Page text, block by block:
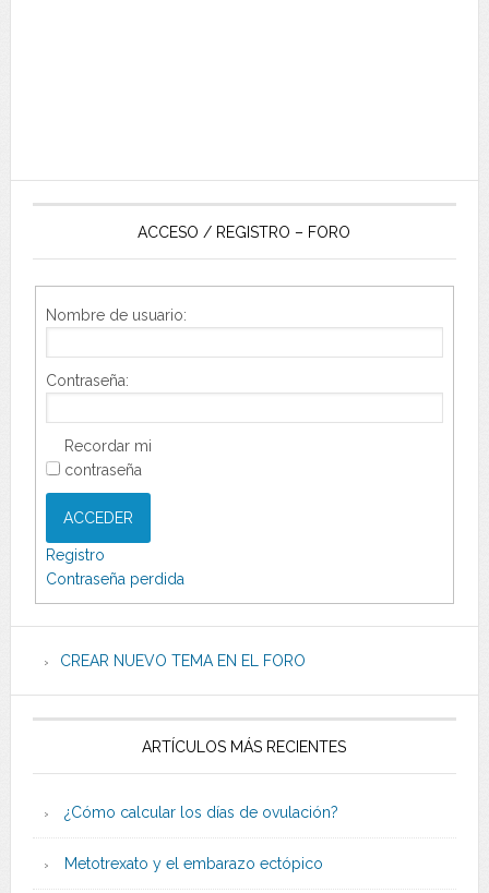
ACCESO / REGISTRO – FORO
Nombre de usuario:
Contraseña:
Recordar mi
contraseña
ACCEDER
Registro
Contraseña perdida
CREAR NUEVO TEMA EN EL FORO
ARTÍCULOS MÁS RECIENTES
¿Cómo calcular los días de ovulación?
Metotrexato y el embarazo ectópico